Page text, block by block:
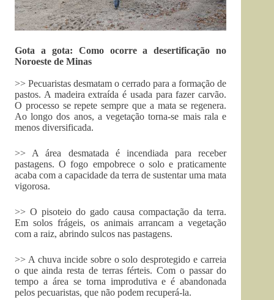
Gota a gota: Como ocorre a desertificação no
Noroeste de Minas
>> Pecuaristas desmatam o cerrado para a formação de
pastos. A madeira extraída é usada para fazer carvão.
O processo se repete sempre que a mata se regenera.
Ao longo dos anos, a vegetação torna-se mais rala e
menos diversificada.
>> A área desmatada é incendiada para receber
pastagens. O fogo empobrece o solo e praticamente
acaba com a capacidade da terra de sustentar uma mata
vigorosa.
>> O pisoteio do gado causa compactação da terra.
Em solos frágeis, os animais arrancam a vegetação
com a raiz, abrindo sulcos nas pastagens.
>> A chuva incide sobre o solo desprotegido e carreia
o que ainda resta de terras férteis. Com o passar do
tempo a área se torna improdutiva e é abandonada
pelos pecuaristas, que não podem recuperá-la.